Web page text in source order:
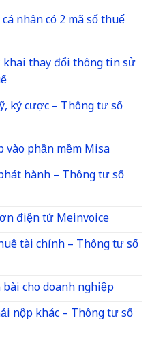
nhân có 2 mã số thuế
thay đổi thông tin sử
ký cược – Thông tư số
vào phần mềm Misa
hành – Thông tư số
điện tử Meinvoice
tài chính – Thông tư số
cho doanh nghiệp
nộp khác – Thông tư số